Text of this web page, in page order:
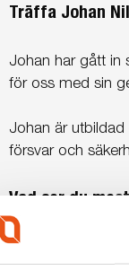
Träffa Johan
Johan har gått in
för oss med sin
Johan är
försvar och
Vad ser du
– Att får arbeta
med alla duktiga